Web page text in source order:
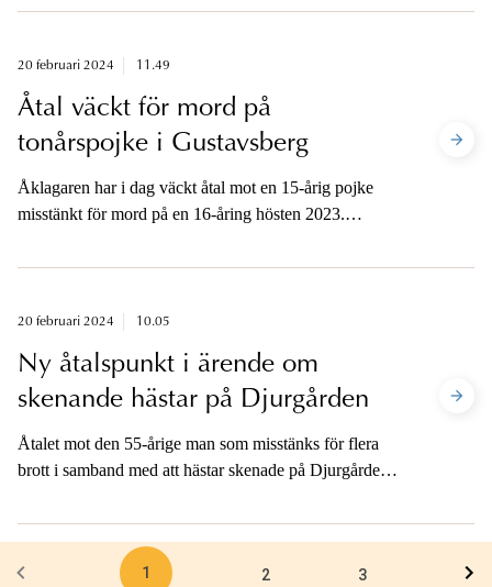
saknas anledning att anta att brott har förövats.
20 februari 2024 11.49
Åtal väckt för mord på
tonårspojke i Gustavsberg
Åklagaren har i dag väckt åtal mot en 15-årig pojke
misstänkt för mord på en 16-åring hösten 2023.
20 februari 2024 10.05
Ny åtalspunkt i ärende om
skenande hästar på Djurgården
Åtalet mot den 55-årige man som misstänks för flera
brott i samband med att hästar skenade på Djurgården i
grovt vållande till annans död. Detta efter att en man i
70-årsåldern som skadades svårt vid händelsen har
avlidit.
1 2 3